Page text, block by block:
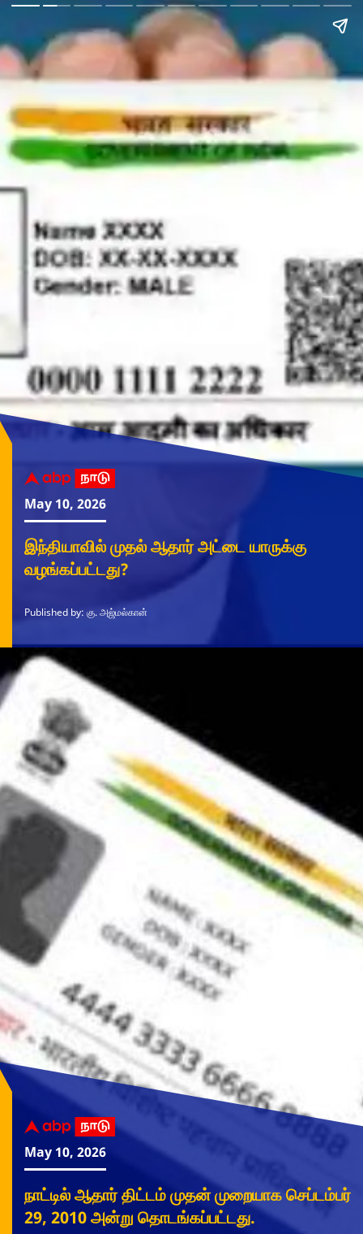
May 10, 2026
இந்தியாவில் முதல் ஆதார் அட்டை யாருக்கு
வழங்கப்பட்டது?
Published by: கு. அஜ்மல்கான்
May 10, 2026
நாட்டில் ஆதார் திட்டம் முதன் முறையாக செப்டம்பர்
29, 2010 அன்று தொடங்கப்பட்டது.